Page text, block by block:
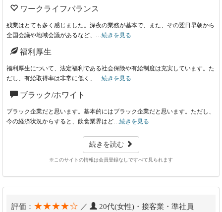
ワークライフバランス
残業はとても多く感じました。深夜の業務が基本で、また、その翌日早朝から
全国会議や地域会議があるなど、…続きを見る
福利厚生
福利厚生について、法定福利である社会保険や有給制度は充実しています。た
だし、有給取得率は非常に低く、…続きを見る
ブラック/ホワイト
ブラック企業だと思います。基本的にはブラック企業だと思います。ただし、
今の経済状況からすると、飲食業界はど…続きを見る
続きを読む
※このサイトの情報は会員登録なしですべて見られます
評価： ★★★★☆ ／ 20代(女性)・接客業・準社員